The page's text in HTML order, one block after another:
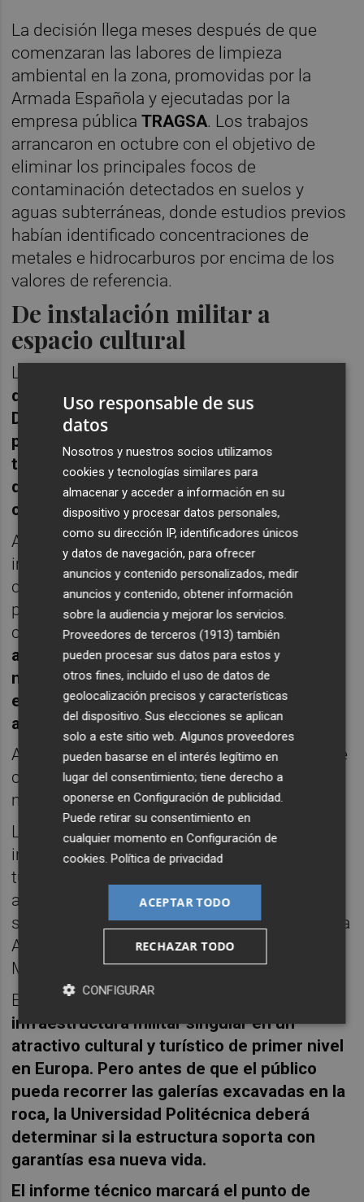
La decisión llega meses después de que
comenzaran las labores de limpieza
ambiental en la zona, promovidas por la
Armada Española y ejecutadas por la
empresa públicaTRAGSA. Los trabajos
arrancaron en octubre con el objetivo de
eliminar los principales focos de
contaminación detectados en suelos y
aguas subterráneas, donde estudios previos
habían identificado concentraciones de
metales e hidrocarburos por encima de los
valores de referencia.
De instalación militar a
espacio cultural
Los túneles del Espalmador
de las propiedades del Ministerio de
Defensa en el monte Galeras. Tras
permanecer décadas en desuso, su
titularidad fue transferida al Ayuntamiento
dentro de un acuerdo más amplio de
cesión.
Antes del traspaso definitivo, la Armada
impulsó la descontaminación del enclave
como parte del plan estatal para la
prevención y recuperación de suelos
contaminados en instalaciones militares.
actuación se prolongó hasta finales de
noviembre, cuando se dio por concluida la
eliminación de los principales riesgos
ambientales.
Ahora, superada la fase ambiental, el foco se
centra en la viabilidad técnica del proyecto
municipal.
La alcaldesa,Noelia Arroyo, anunció la
intención de convertir el interior de los
túneles en un museo subterráneo dedicado
al mundo naval. La pieza central sería el
submarino
S-62 Tonina, el más longevo de la
Armada Española, cedido a la ciudad por el
Ministerio de Defensa.
El proyecto aspira a transformar una
infraestructura militar singular en un
atractivo cultural y turístico de primer nivel
en Europa. Pero antes de que el público
pueda recorrer las galerías excavadas en la
roca, la Universidad Politécnica deberá
determinar si la estructura soporta con
garantías esa nueva vida.
El informe técnico marcará el punto de
Uso responsable de sus
datos
Nosotros y nuestros socios utilizamos
cookies y tecnologías similares para
almacenar y acceder a información en su
dispositivo y procesar datos personales,
como su dirección IP, identificadores únicos
y datos de navegación, para ofrecer
anuncios y contenido personalizados, medir
anuncios y contenido, obtener información
sobre la audiencia y mejorar los servicios.
Proveedores de terceros (1913) también
pueden procesar sus datos para estos y
otros fines, incluido el uso de datos de
geolocalización precisos y características
del dispositivo. Sus elecciones se aplican
solo a este sitio web. Algunos proveedores
pueden basarse en el interés legítimo en
lugar del consentimiento; tiene derecho a
oponerse enConfiguración de publicidad
Puede retirar su consentimiento en
cualquier momento enConfiguración de
cookies .Política de privacidad
ACEPTAR TODO
RECHAZAR TODO
CONFIGURAR